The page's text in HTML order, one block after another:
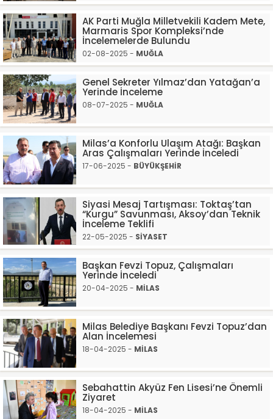
AK Parti Muğla Milletvekili Kadem Mete,
Marmaris Spor Kompleksi’nde
İncelemelerde Bulundu
02-08-2025 - MUĞLA
Genel Sekreter Yılmaz’dan Yatağan’a
Yerinde İnceleme
08-07-2025 - MUĞLA
Milas’a Konforlu Ulaşım Atağı: Başkan
Aras Çalışmaları Yerinde İnceledi
17-06-2025 - BÜYÜKŞEHİR
Siyasi Mesaj Tartışması: Toktaş’tan
“Kurgu” Savunması, Aksoy’dan Teknik
İnceleme Teklifi
22-05-2025 - SİYASET
Başkan Fevzi Topuz, Çalışmaları
Yerinde İnceledi
20-04-2025 - MİLAS
Milas Belediye Başkanı Fevzi Topuz’dan
Alan İncelemesi
18-04-2025 - MİLAS
Sebahattin Akyüz Fen Lisesi’ne Önemli
Ziyaret
18-04-2025 - MİLAS